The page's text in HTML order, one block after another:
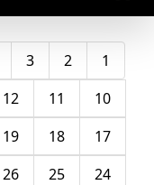
1
2
3
10
11
12
17
18
19
24
25
26